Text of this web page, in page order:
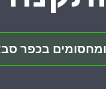
בכפר